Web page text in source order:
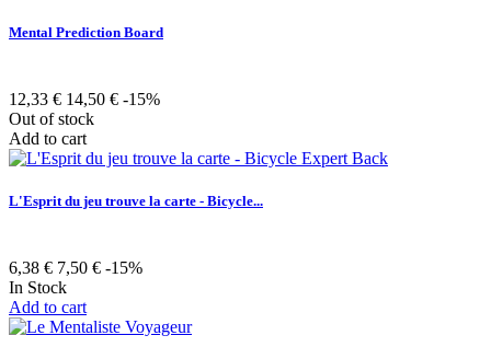
Mental Prediction Board
12,33 € 14,50 € -15%
Out of stock
Add to cart
L'Esprit du jeu trouve la carte - Bicycle...
6,38 € 7,50 € -15%
In Stock
Add to cart